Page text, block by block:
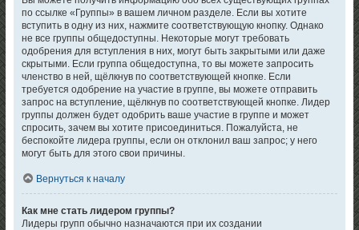
по ссылке «Группы» в вашем личном разделе. Если вы хотите
вступить в одну из них, нажмите соответствующую кнопку. Однако
не все группы общедоступны. Некоторые могут требовать
одобрения для вступления в них, могут быть закрытыми или даже
скрытыми. Если группа общедоступна, то вы можете запросить
членство в ней, щёлкнув по соответствующей кнопке. Если
требуется одобрение на участие в группе, вы можете отправить
запрос на вступление, щёлкнув по соответствующей кнопке. Лидер
группы должен будет одобрить ваше участие в группе и может
спросить, зачем вы хотите присоединиться. Пожалуйста, не
беспокойте лидера группы, если он отклонил ваш запрос; у него
могут быть для этого свои причины.
Вернуться к началу
Как мне стать лидером группы?
Лидеры групп обычно назначаются при их создании